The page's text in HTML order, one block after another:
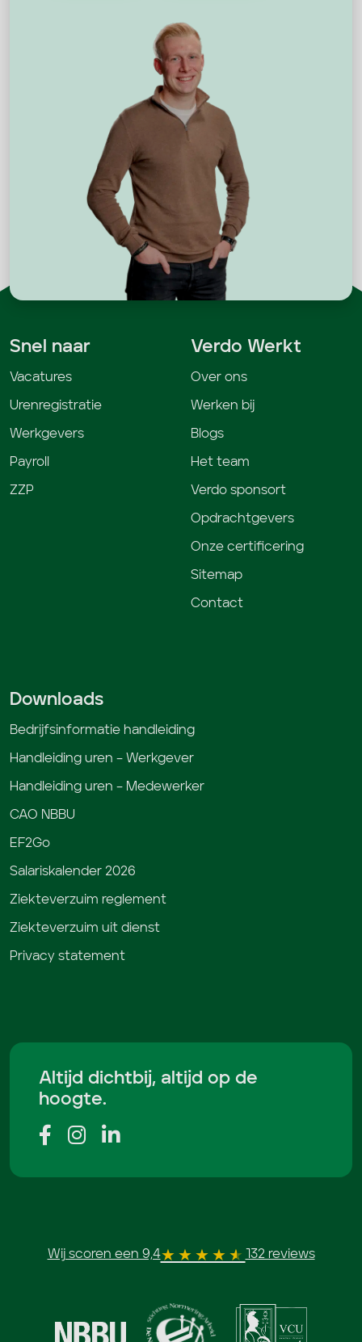
Snel naar
Vacatures
Urenregistratie
Werkgevers
Payroll
ZZP
Verdo Werkt
Over ons
Werken bij
Blogs
Het team
Verdo sponsort
Opdrachtgevers
Onze certificering
Sitemap
Contact
Downloads
Bedrijfsinformatie handleiding
Handleiding uren – Werkgever
Handleiding uren – Medewerker
CAO NBBU
EF2Go
Salariskalender 2026
Ziekteverzuim reglement
Ziekteverzuim uit dienst
Privacy statement
Altijd dichtbij, altijd op de
hoogte.
Wij scoren een 9,4 132 reviews